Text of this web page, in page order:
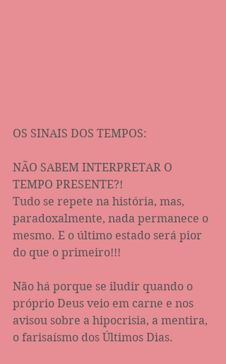
OS SINAIS DOS TEMPOS:
NÃO SABEM INTERPRETAR O
TEMPO PRESENTE?!
Tudo se repete na história, mas,
paradoxalmente, nada permanece o
mesmo. E o último estado será pior
do que o primeiro!!!
Não há porque se iludir quando o
próprio Deus veio em carne e nos
avisou sobre a hipocrisia, a mentira,
o farisaísmo dos Últimos Dias.